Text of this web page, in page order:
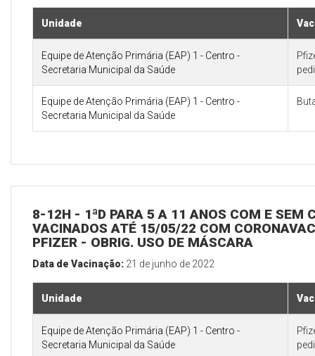
Unidade
Equipe de Atenção Primária (EAP) 1 - Centro -
Secretaria Municipal da Saúde
Equipe de Atenção Primária (EAP) 1 - Centro -
Secretaria Municipal da Saúde
8-12H - 1ªD PARA 5 A 11 ANOS COM E SEM
VACINADOS ATÉ 15/05/22 COM
PFIZER - OBRIG. USO DE MÁSCARA
Data de Vacinação: 21 de junho de 2022
Unidade
Equipe de Atenção Primária (EAP) 1 - Centro -
Secretaria Municipal da Saúde